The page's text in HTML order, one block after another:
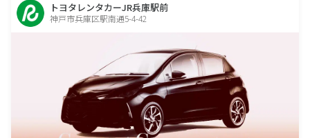
トヨタレンタカーJR兵庫駅前
神戸市兵庫区駅南通5-4-42